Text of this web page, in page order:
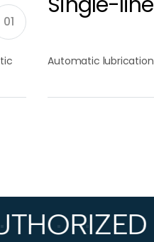
01
Automatic